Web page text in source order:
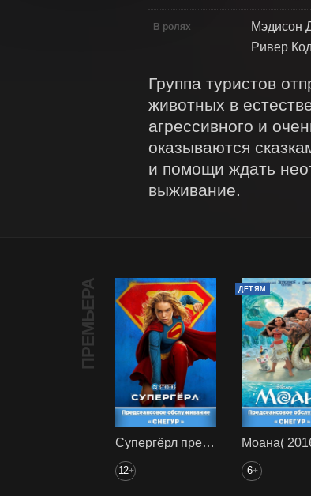
В ролях
Мэдисон
Ривер
Группа туристов
животных в
агрессивного и
оказываются
и помощи ждать
выживание.
ПРЕМЬЕРА
Супергёрл предс. обсл. Снегур
12+
ДЕТЯМ
6+